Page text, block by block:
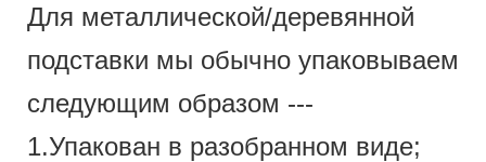
Для металлической/деревянной
подставки мы обычно упаковываем
следующим образом ---
1.Упакован в разобранном виде;